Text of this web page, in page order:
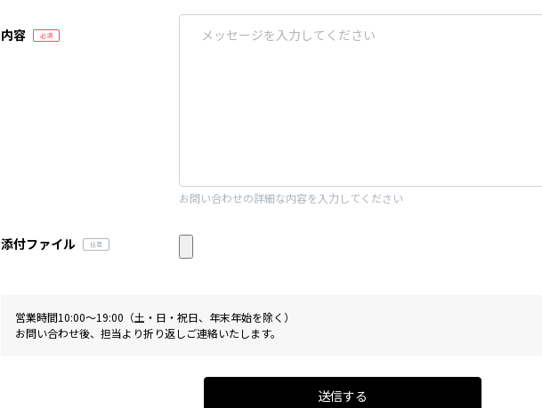
内容
お問い合わせの詳細な内容を入力してください
添付ファイル
営業時間10:00〜19:00（土・日・祝日、年末年始を除く）
お問い合わせ後、担当より折り返しご連絡いたします。
送信する